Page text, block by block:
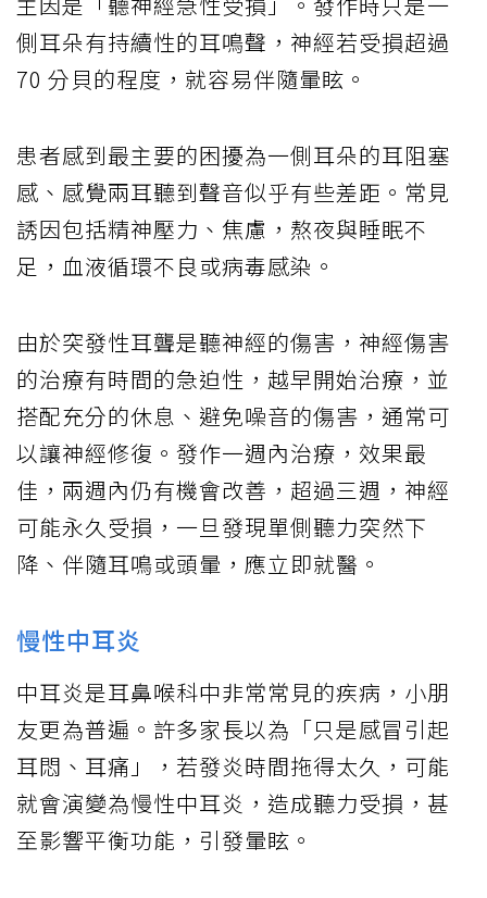
側耳朵有持續性的耳鳴聲，神經若受損超過
70 分貝的程度，就容易伴隨暈眩。
患者感到最主要的困擾為一側耳朵的耳阻塞
感、感覺兩耳聽到聲音似乎有些差距。常見
誘因包括精神壓力、焦慮，熬夜與睡眠不
足，血液循環不良或病毒感染。
由於突發性耳聾是聽神經的傷害，神經傷害
的治療有時間的急迫性，越早開始治療，並
搭配充分的休息、避免噪音的傷害，通常可
以讓神經修復。發作一週內治療，效果最
佳，兩週內仍有機會改善，超過三週，神經
可能永久受損，一旦發現單側聽力突然下
降、伴隨耳鳴或頭暈，應立即就醫。
慢性中耳炎
中耳炎是耳鼻喉科中非常常見的疾病，小朋
友更為普遍。許多家長以為「只是感冒引起
耳悶、耳痛」，若發炎時間拖得太久，可能
就會演變為慢性中耳炎，造成聽力受損，甚
至影響平衡功能，引發暈眩。